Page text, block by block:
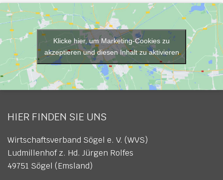
Klicke hier, um Marketing-Cookies zu
akzeptieren und diesen Inhalt zu aktivieren
HIER FINDEN SIE UNS
Wirtschaftsverband Sögel e. V. (WVS)
Ludmillenhof z. Hd. Jürgen Rolfes
49751 Sögel (Emsland)